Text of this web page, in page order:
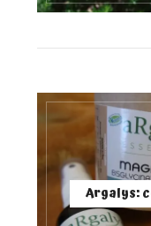
Argalys: